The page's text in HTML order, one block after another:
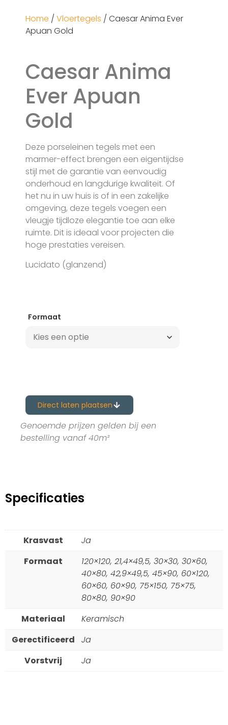
Home / Vloertegels / Caesar Anima Ever
Apuan Gold
Caesar Anima
Ever Apuan
Gold
Deze porseleinen tegels met een
marmer-effect brengen een eigentijdse
stijl met de garantie van eenvoudig
onderhoud en langdurige kwaliteit. Of
het nu in uw huis is of in een zakelijke
omgeving, deze tegels voegen een
vleugje tijdloze elegantie toe aan elke
ruimte. Dit is ideaal voor projecten die
hoge prestaties vereisen.
Lucidato (glanzend)
Formaat
Direct laten plaatsen
Genoemde prijzen gelden bij een
bestelling vanaf 40m²
Specificaties
Krasvast
Ja
Formaat
120×120, 21,4×49,5, 30×30, 30×60,
40×80, 42,9×49,5, 45×90, 60×120,
60×60, 60×90, 75×150, 75×75,
80×80, 90×90
Materiaal
Keramisch
Gerectificeerd
Ja
Vorstvrij
Ja